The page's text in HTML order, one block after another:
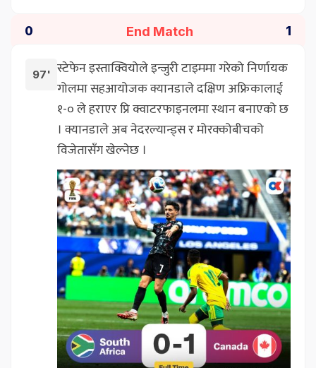
0 End Match 1
97' स्टेफेन इस्ताक्वियोले इन्जुरी टाइममा गरेको निर्णायक
गोलमा सहआयोजक क्यानडाले दक्षिण अफ्रिकालाई
१-० ले हराएर प्रि क्वाटरफाइनलमा स्थान बनाएको छ
। क्यानडाले अब नेदरल्यान्ड्स र मोरक्कोबीचको
विजेतासँग खेल्नेछ ।